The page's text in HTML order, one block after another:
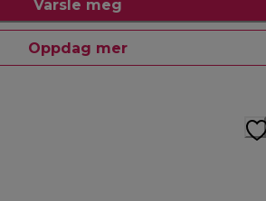
Varsle meg
Oppdag mer